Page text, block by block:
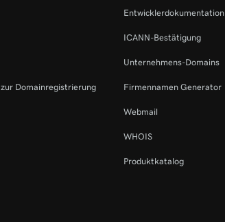
Domainregistrierung
Entwicklerdokumentation
ICANN-Bestätigung
Unternehmens-Domains
Firmennamen Generator
Webmail
WHOIS
Produktkatalog